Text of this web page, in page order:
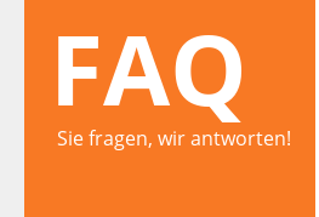
FAQ
Sie fragen, wir antworten!